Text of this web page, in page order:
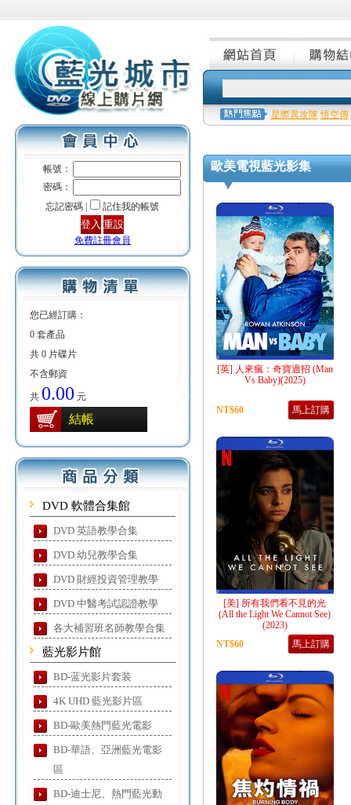
帳號：
密碼：
忘記密碼 |
記住我的帳號
免費註冊會員
您已經訂購：
0 套產品
共 0 片碟片
不含郵資
共 0.00 元
結帳
DVD 軟體合集館
DVD 英語教學合集
DVD 幼兒教學合集
DVD 財經投資管理教學
DVD 中醫考試認證教學
各大補習班名師教學合集
藍光影片館
BD-蓝光影片套装
4K UHD 藍光影片區
BD-歐美熱門藍光電影
BD-華語、亞洲藍光電影
區
BD-迪士尼、熱門藍光動
星際異攻隊 悟空傳
歐美電視藍光影集
[英] 人來瘋：奇寶過招 (Man
Vs Baby)(2025)
NT$60 馬上訂購
[美] 所有我們看不見的光
(All the Light We Cannot See)
(2023)
NT$60
馬上訂購